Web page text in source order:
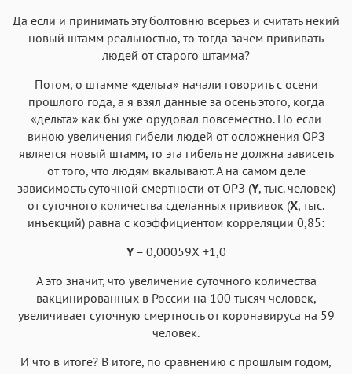
Да если и принимать эту болтовню всерьёз и считать некий
новый штамм реальностью, то тогда зачем прививать
людей от старого штамма?
Потом, о штамме «дельта» начали говорить с осени
прошлого года, а я взял данные за осень этого, когда
«дельта» как бы уже орудовал повсеместно. Но если
виною увеличения гибели людей от осложнения ОРЗ
является новый штамм, то эта гибель не должна зависеть
от того, что людям вкалывают. А на самом деле
зависимость суточной смертности от ОРЗ (Y, тыс. человек)
от суточного количества сделанных прививок (Х, тыс.
инъекций) равна с коэффициентом корреляции 0,85:
Y= 0,00059Х +1,0
А это значит, что увеличение суточного количества
вакцинированных в России на 100 тысяч человек,
увеличивает суточную смертность от коронавируса на 59
человек.
И что в итоге? В итоге, по сравнению с прошлым годом,